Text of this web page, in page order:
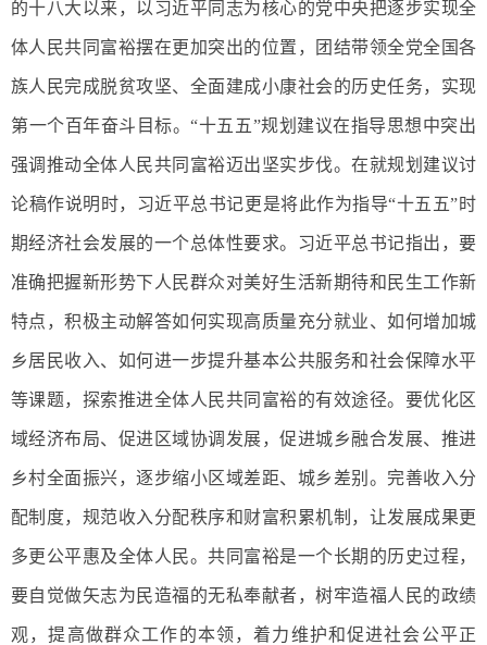
的十八大以来，以习近平同志为核心的党中央把逐步实现全
体人民共同富裕摆在更加突出的位置，团结带领全党全国各
族人民完成脱贫攻坚、全面建成小康社会的历史任务，实现
第一个百年奋斗目标。“十五五”规划建议在指导思想中突出
强调推动全体人民共同富裕迈出坚实步伐。在就规划建议讨
论稿作说明时，习近平总书记更是将此作为指导“十五五”时
期经济社会发展的一个总体性要求。习近平总书记指出，要
准确把握新形势下人民群众对美好生活新期待和民生工作新
特点，积极主动解答如何实现高质量充分就业、如何增加城
乡居民收入、如何进一步提升基本公共服务和社会保障水平
等课题，探索推进全体人民共同富裕的有效途径。要优化区
域经济布局、促进区域协调发展，促进城乡融合发展、推进
乡村全面振兴，逐步缩小区域差距、城乡差别。完善收入分
配制度，规范收入分配秩序和财富积累机制，让发展成果更
多更公平惠及全体人民。共同富裕是一个长期的历史过程，
要自觉做矢志为民造福的无私奉献者，树牢造福人民的政绩
观，提高做群众工作的本领，着力维护和促进社会公平正